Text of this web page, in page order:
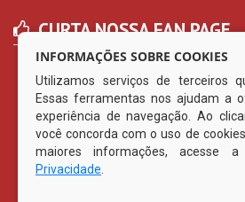
CURTA NOSSA FAN PAGE
INFORMAÇÕES SOBRE COOKIES
Utilizamos serviços de terceiros
Essas ferramentas nos ajudam a
experiência de navegação. Ao
você concorda com o uso de
maiores informações, acesse
Privacidade